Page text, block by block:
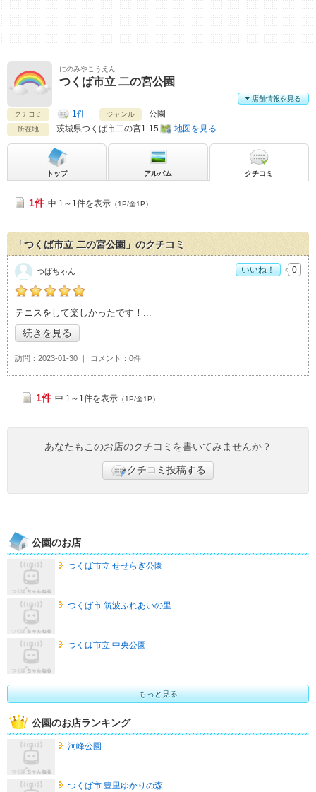
にのみやこうえん
つくば市立 二の宮公園
クチコミ 1件 ジャンル 公園
所在地 茨城県つくば市二の宮1-15 地図を見る
店舗情報を見る
トップ アルバム クチコミ
1件 中 1～1件を表示 （1P/全1P）
「つくば市立 二の宮公園」のクチコミ
つばちゃんの「つくば市立 二の宮公園>」おすすめ度：
テニスをして楽しかったです！
続きを見る
訪問 2023-01-30 コメント 0件
つばちゃん いいね！ 0
1件 中 1～1件を表示 （1P/全1P）
あなたもこのお店のクチコミを書いてみませんか？
クチコミ投稿する
公園のお店
つくば市立 せせらぎ公園
つくば市 筑波ふれあいの里
つくば市立 中央公園
もっと見る
公園のお店ランキング
洞峰公園
つくば市 豊里ゆかりの森